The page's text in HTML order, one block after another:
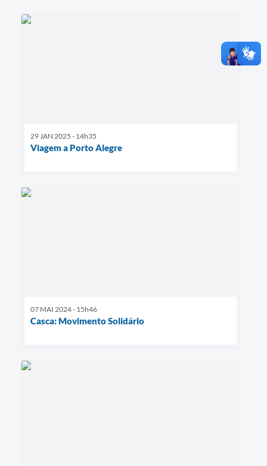
29 JAN 2025 - 14h35
Viagem a Porto Alegre
07 MAI 2024 - 15h46
Casca: Movimento Solidário